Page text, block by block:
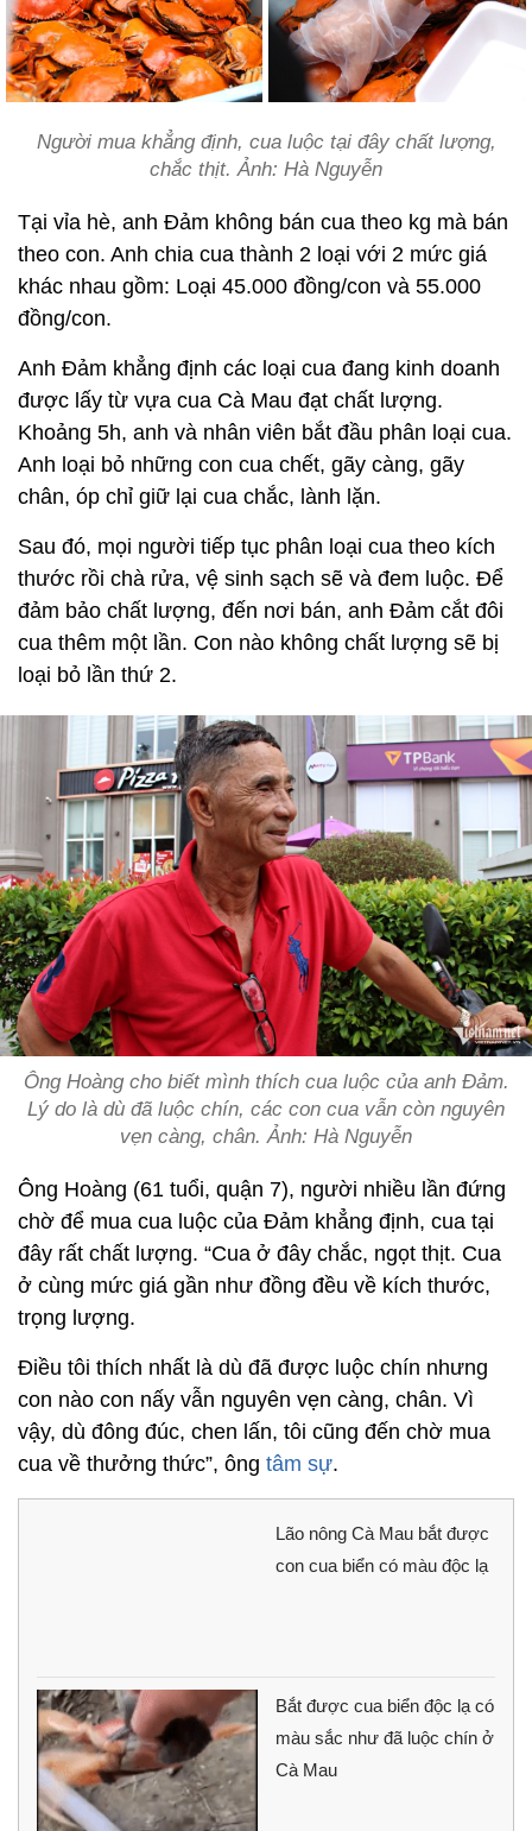
Người mua khẳng định, cua luộc tại đây chất lượng,
chắc thịt. Ảnh: Hà Nguyễn
Tại vỉa hè, anh Đảm không bán cua theo kg mà bán
theo con. Anh chia cua thành 2 loại với 2 mức giá
khác nhau gồm: Loại 45.000 đồng/con và 55.000
đồng/con.
Anh Đảm khẳng định các loại cua đang kinh doanh
được lấy từ vựa cua Cà Mau đạt chất lượng.
Khoảng 5h, anh và nhân viên bắt đầu phân loại cua.
Anh loại bỏ những con cua chết, gãy càng, gãy
chân, óp chỉ giữ lại cua chắc, lành lặn.
Sau đó, mọi người tiếp tục phân loại cua theo kích
thước rồi chà rửa, vệ sinh sạch sẽ và đem luộc. Để
đảm bảo chất lượng, đến nơi bán, anh Đảm cắt đôi
cua thêm một lần. Con nào không chất lượng sẽ bị
loại bỏ lần thứ 2.
Ông Hoàng cho biết mình thích cua luộc của anh Đảm.
Lý do là dù đã luộc chín, các con cua vẫn còn nguyên
vẹn càng, chân. Ảnh: Hà Nguyễn
Ông Hoàng (61 tuổi, quận 7), người nhiều lần đứng
chờ để mua cua luộc của Đảm khẳng định, cua tại
đây rất chất lượng. “Cua ở đây chắc, ngọt thịt. Cua
ở cùng mức giá gần như đồng đều về kích thước,
trọng lượng.
Điều tôi thích nhất là dù đã được luộc chín nhưng
con nào con nấy vẫn nguyên vẹn càng, chân. Vì
vậy, dù đông đúc, chen lấn, tôi cũng đến chờ mua
cua về thưởng thức”, ông tâm sự.
Lão nông Cà Mau bắt được
con cua biển có màu độc lạ
Bắt được cua biển độc lạ có
màu sắc như đã luộc chín ở
Cà Mau